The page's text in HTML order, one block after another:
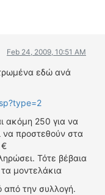
Feb 24, 2009, 10:51 AM
εδώ ανά
ακόμη 250 για να
προστεθούν στα
Τότε βέβαια
μοντελάκια
την συλλογή.